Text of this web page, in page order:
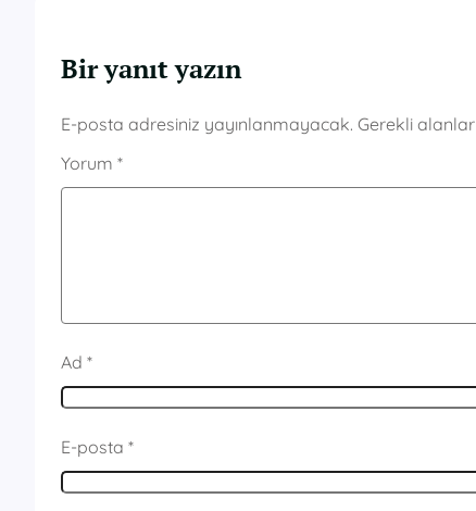
Bir yanıt yazın
E-posta adresiniz yayınlanmayacak. Gerekli alanlar
Yorum *
Ad *
E-posta *